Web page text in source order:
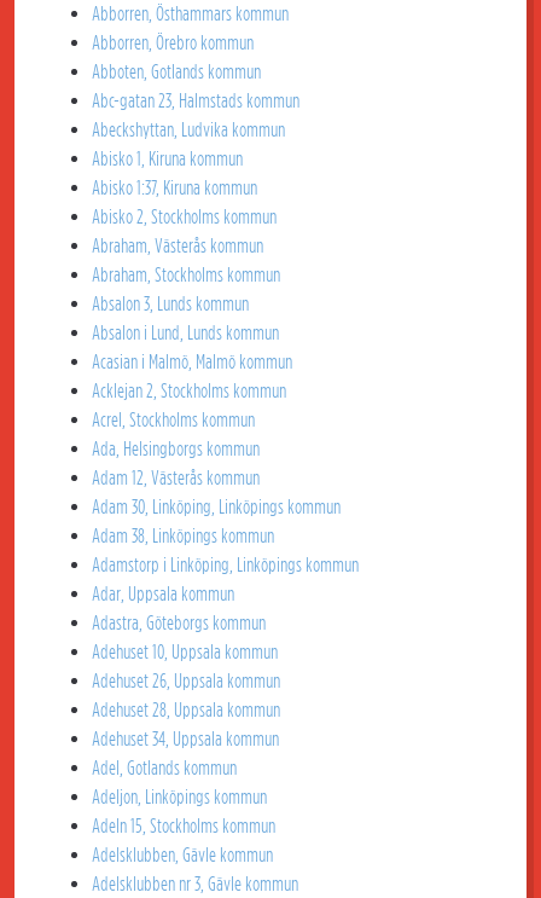
Abborren, Östhammars kommun
Abborren, Örebro kommun
Abboten, Gotlands kommun
Abc-gatan 23, Halmstads kommun
Abeckshyttan, Ludvika kommun
Abisko 1, Kiruna kommun
Abisko 1:37, Kiruna kommun
Abisko 2, Stockholms kommun
Abraham, Västerås kommun
Abraham, Stockholms kommun
Absalon 3, Lunds kommun
Absalon i Lund, Lunds kommun
Acasian i Malmö, Malmö kommun
Acklejan 2, Stockholms kommun
Acrel, Stockholms kommun
Ada, Helsingborgs kommun
Adam 12, Västerås kommun
Adam 30, Linköping, Linköpings kommun
Adam 38, Linköpings kommun
Adamstorp i Linköping, Linköpings kommun
Adar, Uppsala kommun
Adastra, Göteborgs kommun
Adehuset 10, Uppsala kommun
Adehuset 26, Uppsala kommun
Adehuset 28, Uppsala kommun
Adehuset 34, Uppsala kommun
Adel, Gotlands kommun
Adeljon, Linköpings kommun
Adeln 15, Stockholms kommun
Adelsklubben, Gävle kommun
Adelsklubben nr 3, Gävle kommun